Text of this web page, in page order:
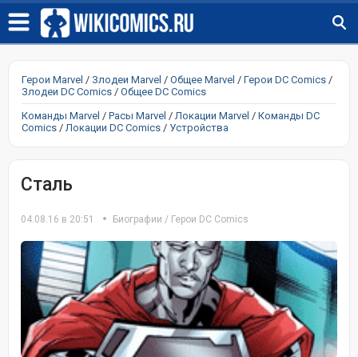
Герои Marvel / Злодеи Marvel / Общее Marvel / Герои DC Comics /
Злодеи DC Comics / Общее DC Comics
Команды Marvel / Расы Marvel /Локации Marvel / Команды DC
Comics /Локации DC Comics / Устройства
Сталь
04.08.16 в 20:51 Биографии / Герои DC Comics